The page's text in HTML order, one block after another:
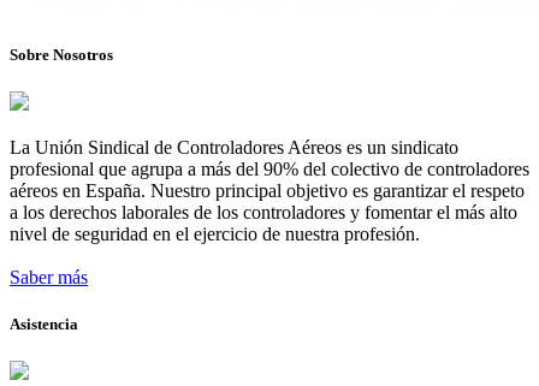
Sobre Nosotros
La Unión Sindical de Controladores Aéreos es un sindicato
profesional que agrupa a más del 90% del colectivo de controladores
aéreos en España. Nuestro principal objetivo es garantizar el respeto
a los derechos laborales de los controladores y fomentar el más alto
nivel de seguridad en el ejercicio de nuestra profesión.
Saber más
Asistencia